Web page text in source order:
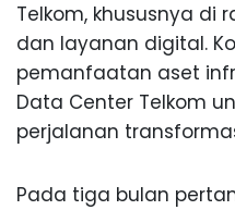
Telkom, khususnya di
dan layanan digital.
pemanfaatan aset
Data Center Telkom
perjalanan
Pada tiga bulan